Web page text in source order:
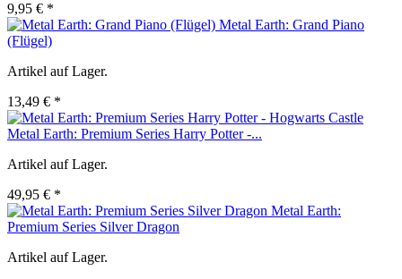
9,95 € *
Metal Earth: Grand Piano
(Flügel)
Artikel auf Lager.
13,49 € *
Metal Earth: Premium Series Harry Potter -...
Artikel auf Lager.
49,95 € *
Metal Earth:
Premium Series Silver Dragon
Artikel auf Lager.